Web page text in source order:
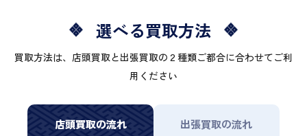
選べる買取方法
買取方法は、店頭買取と出張買取の２種類ご都合に合わせてご利
用ください
店頭買取の流れ 出張買取の流れ